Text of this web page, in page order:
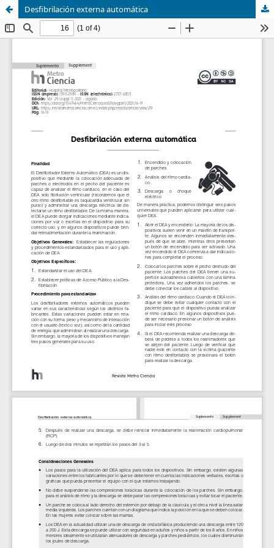
Desfibrilación externa automática